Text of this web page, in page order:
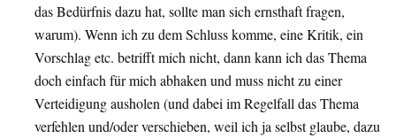
das Bedürfnis dazu hat, sollte man sich ernsthaft fragen,
warum). Wenn ich zu dem Schluss komme, eine Kritik, ein
Vorschlag etc. betrifft mich nicht, dann kann ich das Thema
doch einfach für mich abhaken und muss nicht zu einer
Verteidigung ausholen (und dabei im Regelfall das Thema
verfehlen und/oder verschieben, weil ich ja selbst glaube, dazu